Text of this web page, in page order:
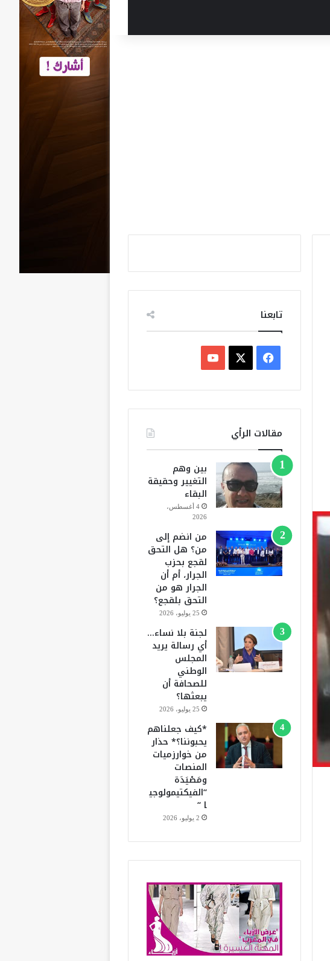
تابعنا
س
ب
ك
o
u
b
مقالات الرأي
بين وهم
التغيير وحقيقة
البقاء
4 أغسطس،
2026
من انضم إلى
من؟ هل التحق
لقجع بحزب
الجرار، أم أن
الجرار هو من
التحق بلقجع؟
25 يوليو، 2026
لجنة بلا نساء…
أي رسالة يريد
المجلس
الوطني
للصحافة أن
يبعثها؟
25 يوليو، 2026
*كيف جعلناهم
يحبوننا؟* حذار
من خوارزميات
المنصات
ومَصْيَدَة
“الفيكتيمولوجي
ا “
2 يوليو، 2026